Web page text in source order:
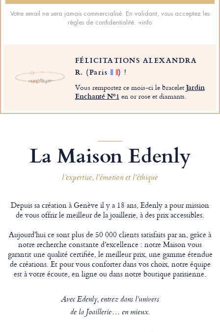
Votre email ne sera jamais commercialisé. En validant, vous acceptez les
règles de confidentialité. +info
FÉLICITATIONS ALEXANDRA
R. (Paris ) !
Vous remportez ce mois-ci le braceletJardin
Enchanté Nº1 en or rose et diamants.
La Maison Edenly
l’expertise, l’émotion et l’éthique
Depuis sa création à Genève il y a 18 ans, Edenly a pour mission
de vous offrir le meilleur de la joaillerie, à des prix accessibles.
Aujourd'hui ce sont plus de 50 000 clients satisfaits par an, grâce à
notre recherche constante d’excellence : notre Maison vous
garantit une qualité certifiée, le meilleur prix, une gamme étendue
de créations. Et pour vous conforter dans vos choix, notre équipe
est à votre écoute, en ligne ou dans notre boutique parisienne.
Avec Edenly, entrez dans l’univers
de la Joaillerie… en mieux.